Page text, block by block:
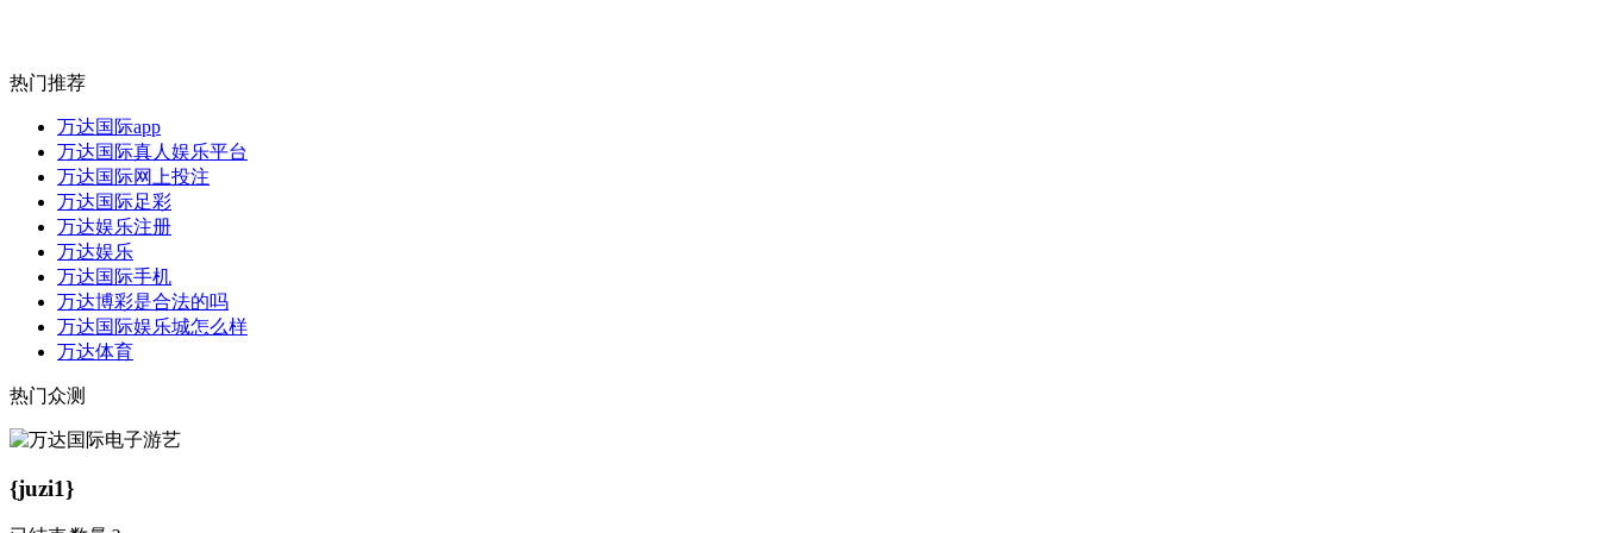
热门推荐
万达国际app
万达国际真人娱乐平台
万达国际网上投注
万达国际足彩
万达娱乐注册
万达娱乐
万达国际手机
万达博彩是合法的吗
万达国际娱乐城怎么样
万达体育
热门众测
{juzi1}